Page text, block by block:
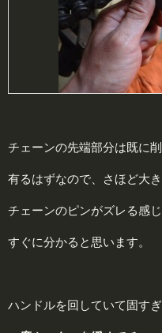
チェーンの先端部分は既に
有るはずなので、さほど大
チェーンのピンがズレる感じ
すぐに分かると思います。
ハンドルを回していて固すぎ